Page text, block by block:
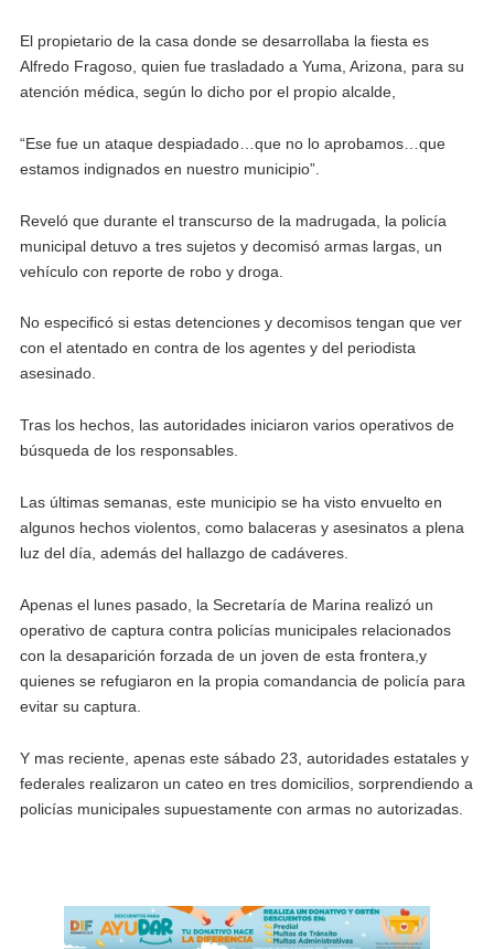
El propietario de la casa donde se desarrollaba la fiesta es
Alfredo Fragoso, quien fue trasladado a Yuma, Arizona, para su
atención médica, según lo dicho por el propio alcalde,
“Ese fue un ataque despiadado…que no lo aprobamos…que
estamos indignados en nuestro municipio”.
Reveló que durante el transcurso de la madrugada, la policía
municipal detuvo a tres sujetos y decomisó armas largas, un
vehículo con reporte de robo y droga.
No especificó si estas detenciones y decomisos tengan que ver
con el atentado en contra de los agentes y del periodista
asesinado.
Tras los hechos, las autoridades iniciaron varios operativos de
búsqueda de los responsables.
Las últimas semanas, este municipio se ha visto envuelto en
algunos hechos violentos, como balaceras y asesinatos a plena
luz del día, además del hallazgo de cadáveres.
Apenas el lunes pasado, la Secretaría de Marina realizó un
operativo de captura contra policías municipales relacionados
con la desaparición forzada de un joven de esta frontera,y
quienes se refugiaron en la propia comandancia de policía para
evitar su captura.
Y mas reciente, apenas este sábado 23, autoridades estatales y
federales realizaron un cateo en tres domicilios, sorprendiendo a
policías municipales supuestamente con armas no autorizadas.